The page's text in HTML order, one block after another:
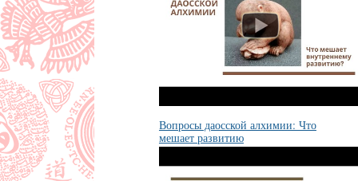
Вопросы даосской алхимии: Что
мешает развитию